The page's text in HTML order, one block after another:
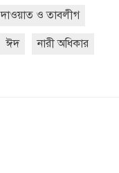
দাওয়াত ও তাবলীগ
ঈদ নারী অধিকার